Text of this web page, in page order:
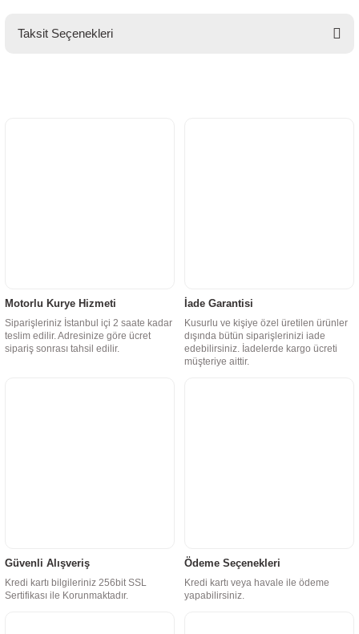
Taksit Seçenekleri
Motorlu Kurye Hizmeti
Siparişleriniz İstanbul içi 2 saate kadar
teslim edilir. Adresinize göre ücret
sipariş sonrası tahsil edilir.
İade Garantisi
Kusurlu ve kişiye özel üretilen ürünler
dışında bütün siparişlerinizi iade
edebilirsiniz. İadelerde kargo ücreti
müşteriye aittir.
Güvenli Alışveriş
Kredi kartı bilgileriniz 256bit SSL
Sertifikası ile Korunmaktadır.
Ödeme Seçenekleri
Kredi kartı veya havale ile ödeme
yapabilirsiniz.